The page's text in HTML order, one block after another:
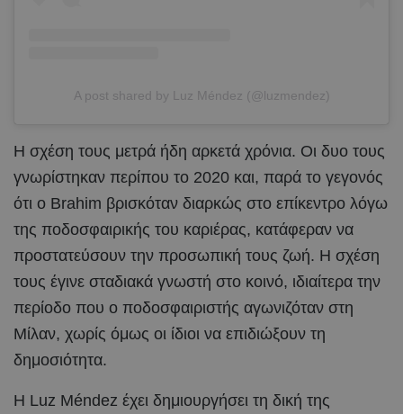
A post shared by Luz Méndez (@luzmendez)
Η σχέση τους μετρά ήδη αρκετά χρόνια. Οι δυο τους
γνωρίστηκαν περίπου το 2020 και, παρά το γεγονός
ότι ο Brahim βρισκόταν διαρκώς στο επίκεντρο λόγω
της ποδοσφαιρικής του καριέρας, κατάφεραν να
προστατεύσουν την προσωπική τους ζωή. Η σχέση
τους έγινε σταδιακά γνωστή στο κοινό, ιδιαίτερα την
περίοδο που ο ποδοσφαιριστής αγωνιζόταν στη
Μίλαν, χωρίς όμως οι ίδιοι να επιδιώξουν τη
δημοσιότητα.
Η Luz Méndez έχει δημιουργήσει τη δική της